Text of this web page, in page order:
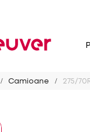
Camioane 275/